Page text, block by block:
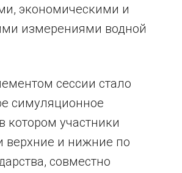
экономическими и
измерениями водной
сессии стало
симуляционное
котором участники
верхние и нижние по
совместно